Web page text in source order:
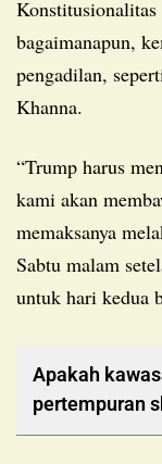
Konstitusionalitas Resolusi Wewenang Perang 1973,
bagaimanapun,
pengadilan,
Khanna.
“Trump harus menghentikan perang ini sekarang – atau
kami akan
memaksanya
Sabtu malam
untuk hari kedua
Apakah
pertempuran